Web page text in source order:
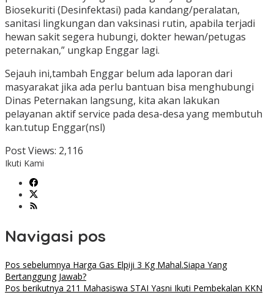
Biosekuriti (Desinfektasi) pada kandang/peralatan,
sanitasi lingkungan dan vaksinasi rutin, apabila terjadi
hewan sakit segera hubungi, dokter hewan/petugas
peternakan,” ungkap Enggar lagi.
Sejauh ini,tambah Enggar belum ada laporan dari
masyarakat jika ada perlu bantuan bisa menghubungi
Dinas Peternakan langsung, kita akan lakukan
pelayanan aktif service pada desa-desa yang membutuh
kan.tutup Enggar(nsl)
Post Views: 2,116
Ikuti Kami
Navigasi pos
Pos sebelumnya Harga Gas Elpiji 3 Kg Mahal.Siapa Yang
Bertanggung Jawab?
Pos berikutnya 211 Mahasiswa STAI Yasni Ikuti Pembekalan KKN